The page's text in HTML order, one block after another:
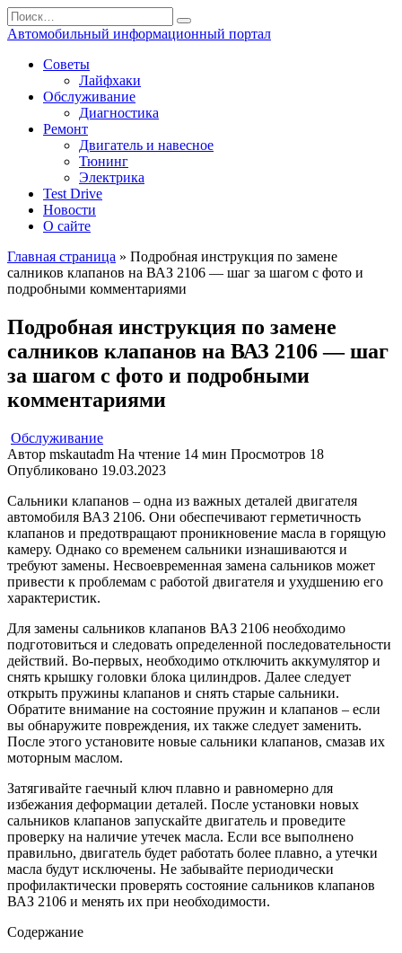
Перейти
к
Search
for:
Автомобильный информационный портал
Советы
Лайфхаки
Обслуживание
Диагностика
Ремонт
Двигатель и навесное
Тюнинг
Электрика
Test Drive
Новости
О сайте
Главная страница » Подробная инструкция по замене
салников клапанов на ВАЗ 2106 — шаг за шагом с фото и
подробными комментариями
Подробная инструкция по замене
салников клапанов на ВАЗ 2106 — шаг
за шагом с фото и подробными
комментариями
Обслуживание
Автор mskautadm На чтение 14 мин Просмотров 18
Опубликовано 19.03.2023
Сальники клапанов – одна из важных деталей двигателя
автомобиля ВАЗ 2106. Они обеспечивают герметичность
клапанов и предотвращают проникновение масла в горящую
камеру. Однако со временем сальники изнашиваются и
требуют замены. Несвоевременная замена сальников может
привести к проблемам с работой двигателя и ухудшению его
характеристик.
Для замены сальников клапанов ВАЗ 2106 необходимо
подготовиться и следовать определенной последовательности
действий. Во-первых, необходимо отключить аккумулятор и
снять крышку головки блока цилиндров. Далее следует
открыть пружины клапанов и снять старые сальники.
Обратите внимание на состояние пружин и клапанов – если
вы обнаружите повреждения, их также следует заменить.
После этого установите новые сальники клапанов, смазав их
моторным маслом.
Затягивайте гаечный ключ плавно и равномерно для
избежания деформации деталей. После установки новых
сальников клапанов запускайте двигатель и проведите
проверку на наличие утечек масла. Если все выполнено
правильно, двигатель будет работать более плавно, а утечки
масла будут исключены. Не забывайте периодически
профилактически проверять состояние сальников клапанов
ВАЗ 2106 и менять их при необходимости.
Содержание